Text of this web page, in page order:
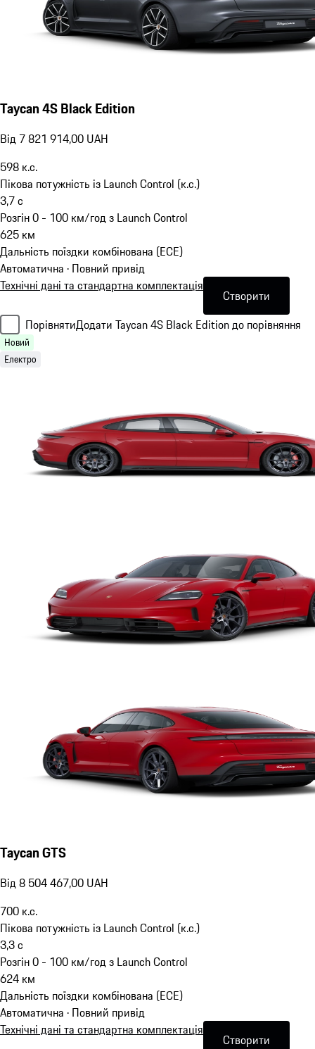
Taycan 4S Black Edition
Від 7 821 914,00 UAH
598 к.с.
Пікова потужність із Launch Control (к.с.)
3,7с
Розгін 0 - 100 км/год з Launch Control
625 км
Дальність поїздки комбінована (ECE)
Автоматична · Повний привід
Технічні дані та стандартна комплектація
Створити
ПорівнятиДодати Taycan 4S Black Edition до порівняння
Новий
Електро
Taycan GTS
Від 8 504 467,00 UAH
700 к.с.
Пікова потужність із Launch Control (к.с.)
3,3с
Розгін 0 - 100 км/год з Launch Control
624 км
Дальність поїздки комбінована (ECE)
Автоматична · Повний привід
Технічні дані та стандартна комплектація
Створити